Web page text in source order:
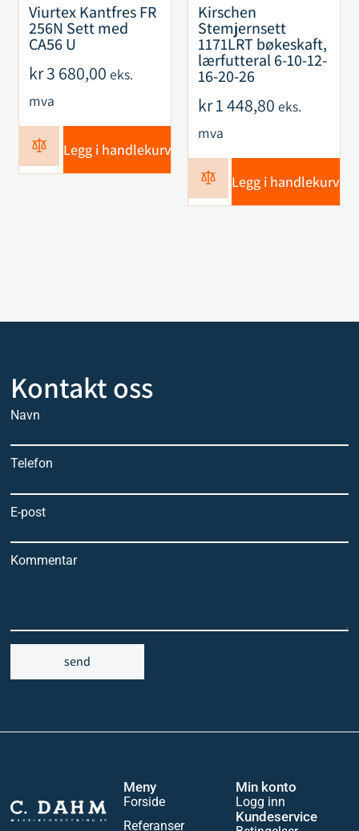
Viurtex Kantfres FR
256N Sett med
CA56 U
kr3 680,00 eks.
mva
Legg i handlekurv
Kirschen
Stemjernsett
1171LRT bøkeskaft,
lærfutteral 6-10-12-
16-20-26
kr1 448,80 eks.
mva
Legg i handlekurv
Kontakt oss
Navn
Telefon
E-post
Kommentar
send
Meny
Forside
Referanser
Min konto
Logg inn
Kundeservice